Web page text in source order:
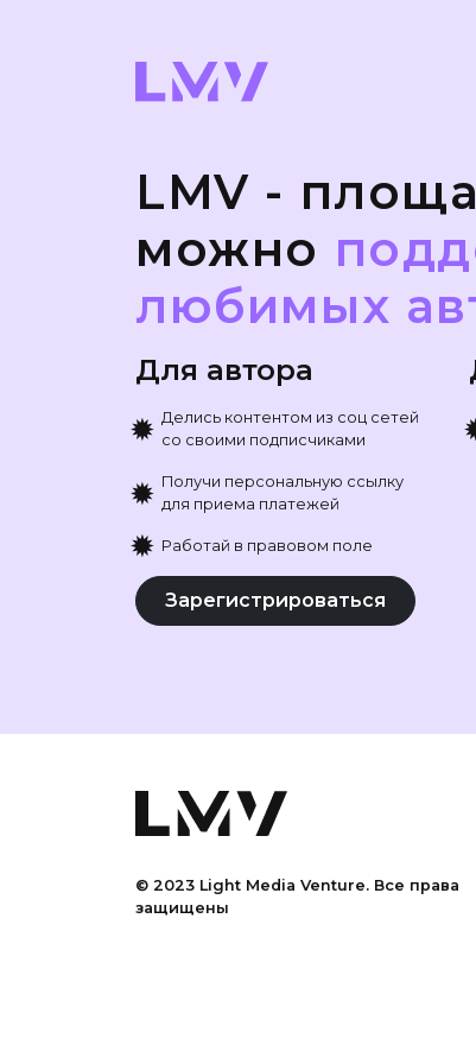
LMV -
можно
любимых
Для автора
✹ Делись контентом из соц сетей
со своими подписчиками
✹ Получи персональную ссылку
для приема платежей
✹ Работай в правовом поле
Зарегистрироваться
© 2023 Light Media Venture. Все права
защищены